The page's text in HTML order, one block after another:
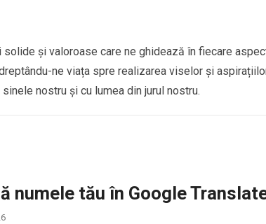
și valoroase care ne ghidează în fiecare
ne viața spre realizarea viselor și
nostru și cu lumea din jurul nostru.
numele tău în Google